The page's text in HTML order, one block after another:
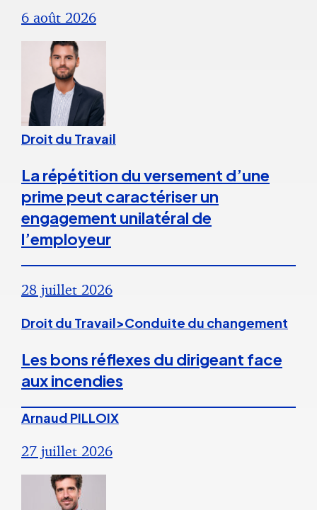
6 août 2026
Droit du Travail
La répétition du versement d’une
prime peut caractériser un
engagement unilatéral de
l’employeur
28 juillet 2026
Droit du Travail>Conduite du changement
Les bons réflexes du dirigeant face
aux incendies
Arnaud PILLOIX
27 juillet 2026